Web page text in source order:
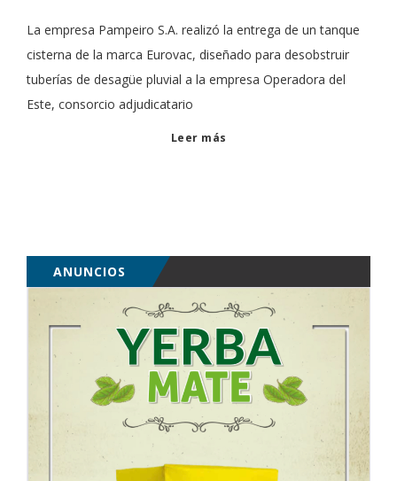
La empresa Pampeiro S.A. realizó la entrega de un tanque
cisterna de la marca Eurovac, diseñado para desobstruir
tuberías de desagüe pluvial a la empresa Operadora del
Este, consorcio adjudicatario
Leer más
ANUNCIOS